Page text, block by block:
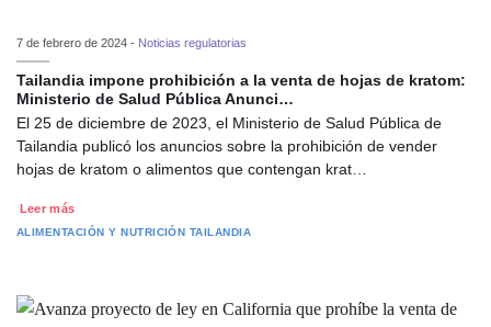
7 de febrero de 2024 - Noticias regulatorias
Tailandia impone prohibición a la venta de hojas de kratom:
Ministerio de Salud Pública Anunci…
El 25 de diciembre de 2023, el Ministerio de Salud Pública de
Tailandia publicó los anuncios sobre la prohibición de vender
hojas de kratom o alimentos que contengan krat…
Leer más
ALIMENTACIÓN Y NUTRICIÓN TAILANDIA